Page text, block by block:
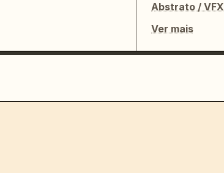
Abstrato / VFX
Ver mais